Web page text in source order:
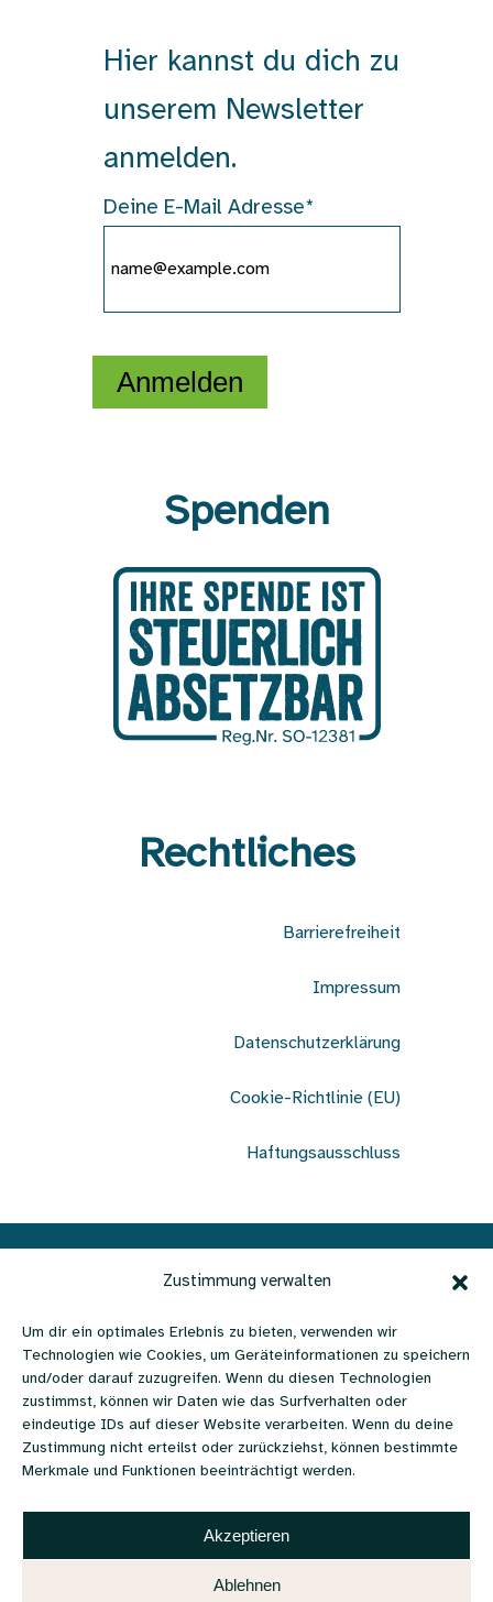
Zustimmung verwalten
Um dir ein optimales Erlebnis zu bieten, verwenden wir
Technologien wie Cookies, um Geräteinformationen zu speichern
und/oder darauf zuzugreifen. Wenn du diesen Technologien
zustimmst, können wir Daten wie das Surfverhalten oder
eindeutige IDs auf dieser Website verarbeiten. Wenn du deine
Zustimmung nicht erteilst oder zurückziehst, können bestimmte
Merkmale und Funktionen beeinträchtigt werden.
Akzeptieren
Ablehnen
Hier kannst du dich zu
unserem Newsletter
anmelden.
Deine E-Mail Adresse*
Anmelden
Spenden
Rechtliches
Barrierefreiheit
Impressum
Datenschutzerklärung
Cookie-Richtlinie (EU)
Haftungsausschluss
Verein Ohrenschmaus | c/o
Büro Lebenshilfe |
Favoritenstraße 111 | 1100
Wien, Österreich
+43 670 6579988 |
literaturpreis@ohrenschmaus.net
Besuche uns auch hier: